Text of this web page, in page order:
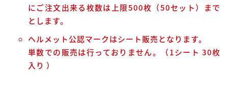
にご注文出来る枚数は上限500枚（50セット）まで
とします。
ヘルメット公認マークはシート販売となります。
単数での販売は行っておりません。（1シート 30枚
入り ）